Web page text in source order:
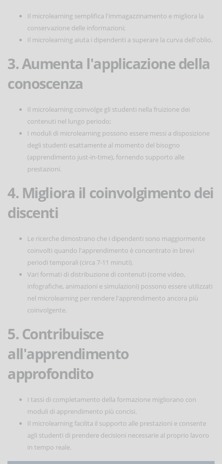
Il microlearning semplifica l'immagazzinamento e migliora la
conservazione delle informazioni;
Il microlearning aiuta i dipendenti a superare la curva dell'oblio.
3. Aumenta l'applicazione della
conoscenza
Il microlearning coinvolge gli studenti nella fruizione dei
contenuti nel lungo periodo;
I moduli di microlearning possono essere messi a disposizione
degli studenti esattamente al momento del bisogno
(apprendimento just-in-time), fornendo supporto alle
prestazioni.
4. Migliora il coinvolgimento dei
discenti
Le ricerche dimostrano che i dipendenti sono maggiormente
coinvolti quando l'apprendimento è concentrato in brevi
periodi temporali (circa 7-11 minuti).
Vari formati di distribuzione di contenuti (come video,
infografiche, animazioni e simulazioni) possono essere utilizzati
nel microlearning per rendere l'apprendimento ancora più
coinvolgente.
5. Contribuisce
all'apprendimento
approfondito
I tassi di completamento della formazione migliorano con
moduli di apprendimento più concisi.
Il microlearning facilita il supporto alle prestazioni e consente
agli studenti di prendere decisioni necessarie al proprio lavoro
in tempo reale.